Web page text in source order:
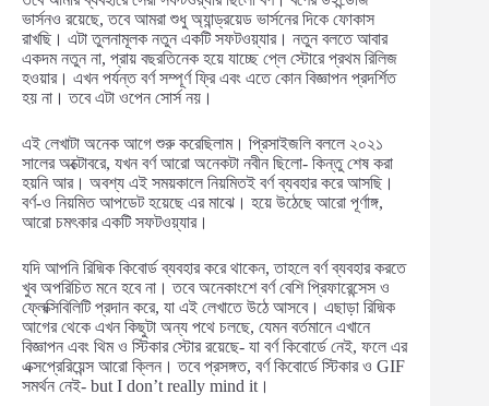
ভার্সনও রয়েছে, তবে আমরা শুধু অ্যান্ড্রয়েড ভার্সনের দিকে ফোকাস
রাখছি। এটা তুলনামূলক নতুন একটি সফটওয়্যার। নতুন বলতে আবার
একদম নতুন না, প্রায় বছরতিনেক হয়ে যাচ্ছে প্লে স্টোরে প্রথম রিলিজ
হওয়ার। এখন পর্যন্ত বর্ণ সম্পূর্ণ ফ্রি এবং এতে কোন বিজ্ঞাপন প্রদর্শিত
হয় না। তবে এটা ওপেন সোর্স নয়।
এই লেখাটা অনেক আগে শুরু করেছিলাম। প্রিসাইজলি বললে ২০২১
সালের অক্টোবরে, যখন বর্ণ আরো অনেকটা নবীন ছিলো- কিন্তু শেষ করা
হয়নি আর। অবশ্য এই সময়কালে নিয়মিতই বর্ণ ব্যবহার করে আসছি।
বর্ণ-ও নিয়মিত আপডেট হয়েছে এর মাঝে। হয়ে উঠেছে আরো পূর্ণাঙ্গ,
আরো চমৎকার একটি সফটওয়্যার।
যদি আপনি রিদ্মিক কিবোর্ড ব্যবহার করে থাকেন, তাহলে বর্ণ ব্যবহার করতে
খুব অপরিচিত মনে হবে না। তবে অনেকাংশে বর্ণ বেশি প্রিফারেন্সেস ও
ফ্লেক্সিবিলিটি প্রদান করে, যা এই লেখাতে উঠে আসবে। এছাড়া রিদ্মিক
আগের থেকে এখন কিছুটা অন্য পথে চলছে, যেমন বর্তমানে এখানে
বিজ্ঞাপন এবং থিম ও স্টিকার স্টোর রয়েছে- যা বর্ণ কিবোর্ডে নেই, ফলে এর
এক্সপ্রেরিয়েন্স আরো ক্লিন। তবে প্রসঙ্গত, বর্ণ কিবোর্ডে স্টিকার ও GIF
সমর্থন নেই- but I don’t really mind it।